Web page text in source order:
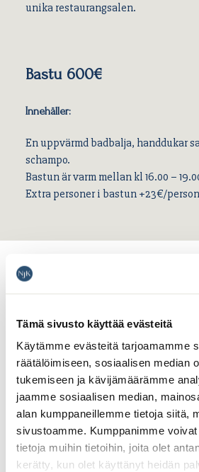
Tämä sivusto käyttää evästeitä
Käytämme evästeitä tarjoamamme
räätälöimiseen, sosiaalisen median
tukemiseen ja kävijämäärämme
jaamme sosiaalisen median,
alan kumppaneillemme tietoja siitä,
sivustoamme. Kumppanimme
tietoja muihin tietoihin, joita olet
kerätty, kun olet käyttänyt heidän
unika restaurangsalen.
Bastu 600€
Innehåller:
En uppvärmd badbalja, handdukar
schampo.
Bastun är varm mellan kl 16.00 –
Extra personer i bastun +23€/person
duschtvål och schampo.
Bastun är varm mellan kl 16.00 – 19.00.
Extra personer i bastun +23€/person
Aura 0,33l 24plo or Hartwall long